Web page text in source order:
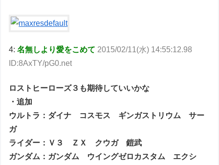
4:名無しより愛をこめて 2015/02/11(水) 14:55:12.98
ID:8AxTY/pG0.net
ロストヒーローズ３も期待していいかな
・追加
ウルトラ：ダイナ コスモス ギンガストリウム サー
ガ
ライダー：Ｖ３ ＺＸ クウガ 鎧武
ガンダム：ガンダム ウイングゼロカスタム エクシ